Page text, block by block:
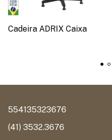
Cadeira ADRIX Caixa
554135323676
(41) 3532.3676